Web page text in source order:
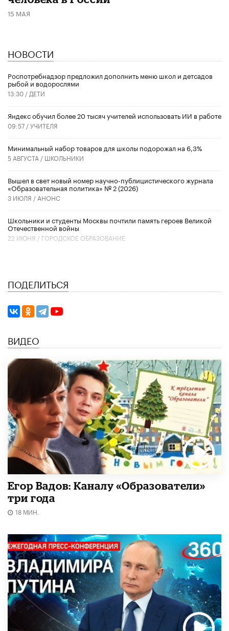
15 МАЯ
НОВОСТИ
Роспотребнадзор предложил дополнить меню школ и детсадов
рыбой и водорослями
13:30 / ДЕТИ
​Яндекс обучил более 20 тысяч учителей использовать ИИ в работе
09:57 /УЧИТЕЛЯ
Минимальный набор товаров для школы подорожал на 6,3%
5 АВГУСТА / ШКОЛЬНИКИ
Вышел в свет новый номер научно-публицистического журнала
«Образовательная политика» № 2 (2026)
3 ИЮЛЯ / АНОНС
Школьники и студенты Москвы почтили память героев Великой
Отечественной войны
22 ИЮНЯ / ГОРОДСКОЕ ОБРАЗОВАНИЕ
ПОДЕЛИТЬСЯ
ВИДЕО
Егор Вадов: Каналу «Образователи»
три года
18 МИН.